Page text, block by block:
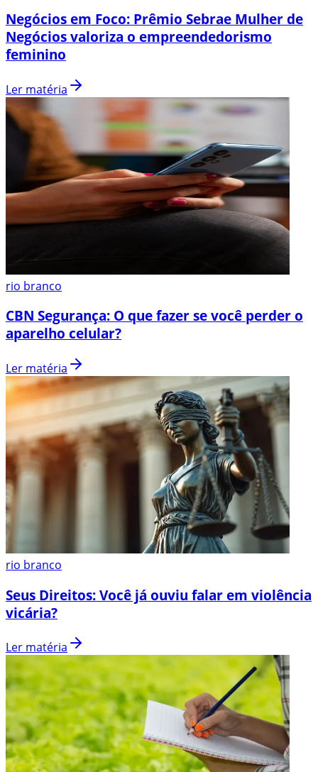
Negócios em Foco: Prêmio Sebrae Mulher de
Negócios valoriza o empreendedorismo
feminino
Ler matéria
rio branco
CBN Segurança: O que fazer se você perder o
aparelho celular?
Ler matéria
rio branco
Seus Direitos: Você já ouviu falar em violência
vicária?
Ler matéria